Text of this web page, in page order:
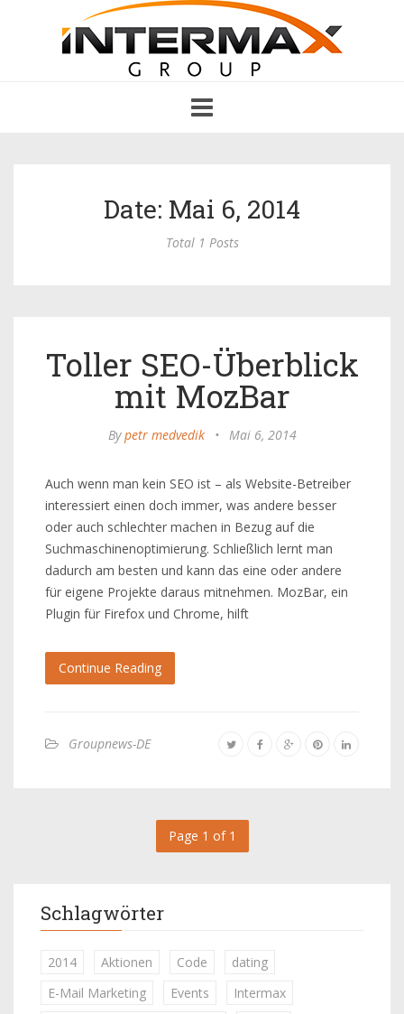
navigation
Date: Mai 6, 2014
Total 1 Posts
Toller SEO-Überblick
mit MozBar
Bypetr medvedik • Mai 6, 2014
Auch wenn man kein SEO ist – als Website-Betreiber
interessiert einen doch immer, was andere besser
oder auch schlechter machen in Bezug auf die
Suchmaschinenoptimierung. Schließlich lernt man
dadurch am besten und kann das eine oder andere
für eigene Projekte daraus mitnehmen. MozBar, ein
Plugin für Firefox und Chrome, hilft
Continue Reading
Groupnews-DE
Page 1 of 1
Schlagwörter
2014 Aktionen Code
dating
E-Mail Marketing
Events
Intermax